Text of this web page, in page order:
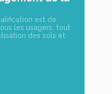
est de
les usagers, tout
des sols et